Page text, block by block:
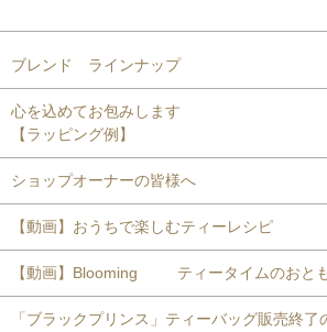
ブレンド ラインナップ
心を込めてお包みします
【ラッピング例】
ショップオーナーの皆様へ
【動画】おうちで楽しむティーレシピ
【動画】Blooming ティータイムのおと
「ブラックプリンス」ティーバッグ販売終了